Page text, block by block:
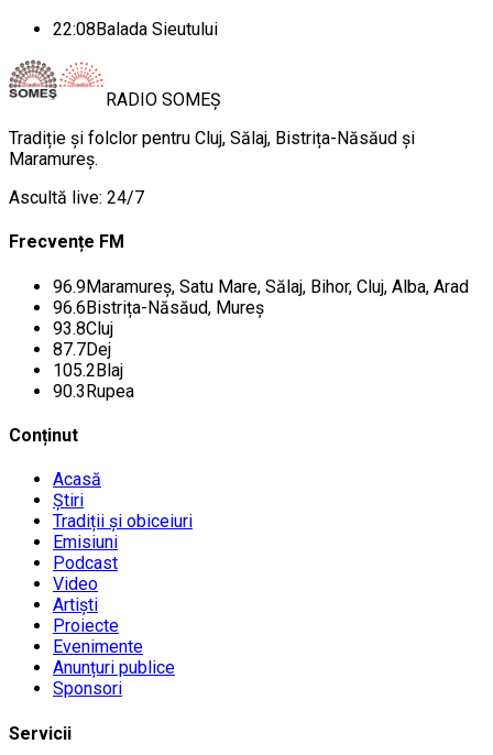
22:08 Balada Sieutului
RADIO SOMEȘ
Tradiție și folclor pentru Cluj, Sălaj, Bistrița-Năsăud și
Maramureș.
Ascultă live: 24/7
Frecvențe FM
96.9Maramureș, Satu Mare, Sălaj, Bihor, Cluj, Alba, Arad
96.6Bistrița-Năsăud, Mureș
93.8Cluj
87.7Dej
105.2Blaj
90.3Rupea
Conținut
Acasă
Știri
Tradiții și obiceiuri
Emisiuni
Podcast
Video
Artiști
Proiecte
Evenimente
Anunțuri publice
Sponsori
Servicii